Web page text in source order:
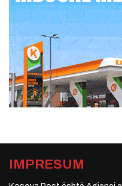
IMPRESUM